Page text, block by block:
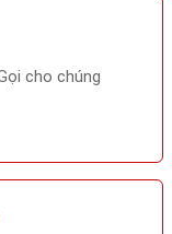
cho chúng